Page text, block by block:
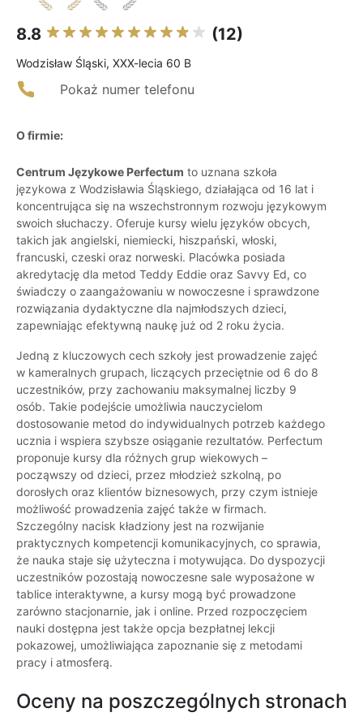
8.8 (12)
Wodzisław Śląski, XXX-lecia 60 B
Pokaż numer telefonu
O firmie:
Centrum Językowe Perfectum to uznana szkoła
językowa z Wodzisławia Śląskiego, działająca od 16 lat i
koncentrująca się na wszechstronnym rozwoju językowym
swoich słuchaczy. Oferuje kursy wielu języków obcych,
takich jak angielski, niemiecki, hiszpański, włoski,
francuski, czeski oraz norweski. Placówka posiada
akredytację dla metod Teddy Eddie oraz Savvy Ed, co
świadczy o zaangażowaniu w nowoczesne i sprawdzone
rozwiązania dydaktyczne dla najmłodszych dzieci,
zapewniając efektywną naukę już od 2 roku życia.
Jedną z kluczowych cech szkoły jest prowadzenie zajęć
w kameralnych grupach, liczących przeciętnie od 6 do 8
uczestników, przy zachowaniu maksymalnej liczby 9
osób. Takie podejście umożliwia nauczycielom
dostosowanie metod do indywidualnych potrzeb każdego
ucznia i wspiera szybsze osiąganie rezultatów. Perfectum
proponuje kursy dla różnych grup wiekowych –
począwszy od dzieci, przez młodzież szkolną, po
dorosłych oraz klientów biznesowych, przy czym istnieje
możliwość prowadzenia zajęć także w firmach.
Szczególny nacisk kładziony jest na rozwijanie
praktycznych kompetencji komunikacyjnych, co sprawia,
że nauka staje się użyteczna i motywująca. Do dyspozycji
uczestników pozostają nowoczesne sale wyposażone w
tablice interaktywne, a kursy mogą być prowadzone
zarówno stacjonarnie, jak i online. Przed rozpoczęciem
nauki dostępna jest także opcja bezpłatnej lekcji
pokazowej, umożliwiająca zapoznanie się z metodami
pracy i atmosferą.
Oceny na poszczególnych stronach